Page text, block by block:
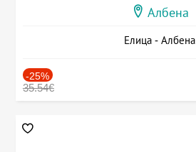
Албена
Елица - Албена
-25%
35.54€